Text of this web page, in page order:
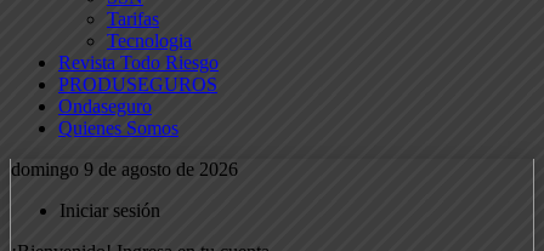
Tarifas
Tecnologia
Revista Todo Riesgo
PRODUSEGUROS
Ondaseguro
Quienes Somos
domingo 9 de agosto de 2026
Iniciar sesión